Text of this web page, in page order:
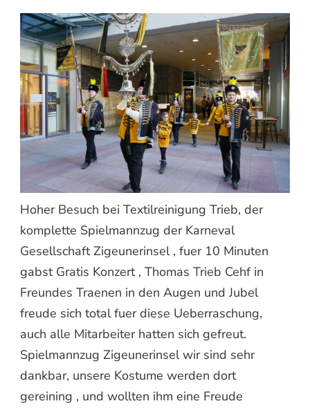
Hoher Besuch bei Textilreinigung Trieb, der
komplette Spielmannzug der Karneval
Gesellschaft Zigeunerinsel , fuer 10 Minuten
gabst Gratis Konzert , Thomas Trieb Cehf in
Freundes Traenen in den Augen und Jubel
freude sich total fuer diese Ueberraschung,
auch alle Mitarbeiter hatten sich gefreut.
Spielmannzug Zigeunerinsel wir sind sehr
dankbar, unsere Kostume werden dort
gereining , und wollten ihm eine Freude